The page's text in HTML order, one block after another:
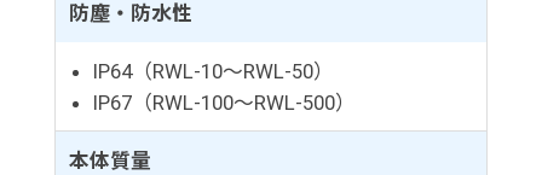
防塵・防水性
IP64（RWL-10～RWL-50）
IP67（RWL-100～RWL-500）
本体質量